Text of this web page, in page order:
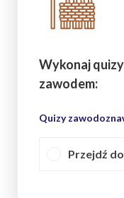
Wykonaj
zawodem:
Quizy
Przejdź